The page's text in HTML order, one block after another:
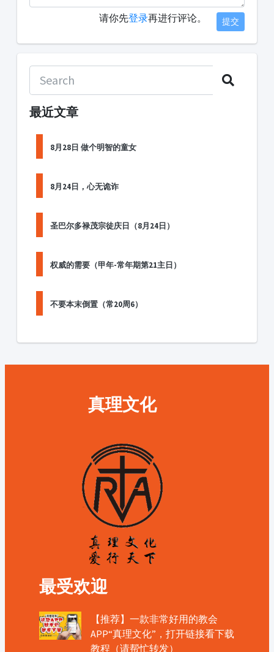
请你先登录再进行评论。 提交
最近文章
8月28日 做个明智的童女
8月24日，心无诡诈
圣巴尔多禄茂宗徒庆日（8月24日）
权威的需要（甲年-常年期第21主日）
不要本末倒置（常20周6）
真理文化
最受欢迎
【推荐】一款非常好用的教会
APP“真理文化”，打开链接看下载
教程（请帮忙转发）